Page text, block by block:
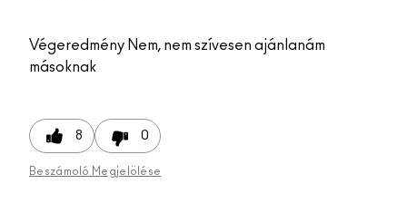
Végeredmény Nem, nem szívesen ajánlanám
másoknak
8 0
Beszámoló Megjelölése